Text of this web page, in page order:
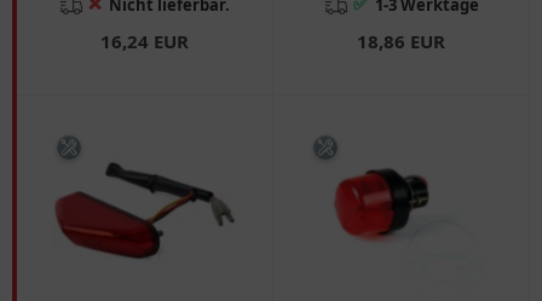
Nicht lieferbar.
16,24 EUR
1-3 Werktage
18,86 EUR